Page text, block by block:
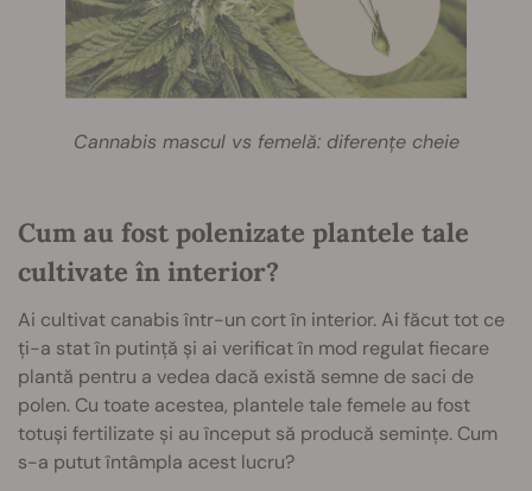
Cannabis mascul vs femelă: diferențe cheie
Cum au fost polenizate plantele tale
cultivate în interior?
Ai cultivat canabis într-un cort în interior. Ai făcut tot ce
ți-a stat în putință și ai verificat în mod regulat fiecare
plantă pentru a vedea dacă există semne de saci de
polen. Cu toate acestea, plantele tale femele au fost
totuși fertilizate și au început să producă semințe. Cum
s-a putut întâmpla acest lucru?